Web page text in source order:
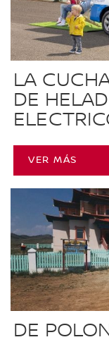
LA
DE
VER MÁS
DE